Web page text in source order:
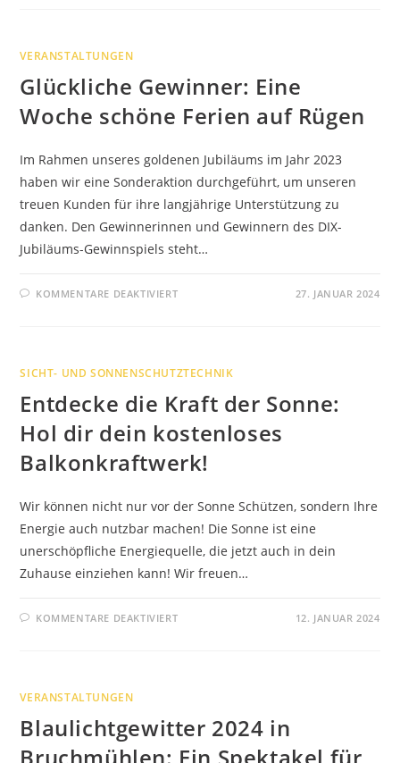
VERANSTALTUNGEN
Glückliche Gewinner: Eine
Woche schöne Ferien auf Rügen
Im Rahmen unseres goldenen Jubiläums im Jahr 2023
haben wir eine Sonderaktion durchgeführt, um unseren
treuen Kunden für ihre langjährige Unterstützung zu
danken. Den Gewinnerinnen und Gewinnern des DIX-
Jubiläums-Gewinnspiels steht…
KOMMENTARE DEAKTIVIERTFÜR
AUF
27. JANUAR 2024
SICHT- UND SONNENSCHUTZTECHNIK
Entdecke die Kraft der Sonne:
Hol dir dein kostenloses
Balkonkraftwerk!
Wir können nicht nur vor der Sonne Schützen, sondern Ihre
Energie auch nutzbar machen! Die Sonne ist eine
unerschöpfliche Energiequelle, die jetzt auch in dein
Zuhause einziehen kann! Wir freuen…
KOMMENTARE DEAKTIVIERTFÜR
KOSTENLOSES
BALKONKRAFTWERK!
12. JANUAR 2024
VERANSTALTUNGEN
Blaulichtgewitter 2024 in